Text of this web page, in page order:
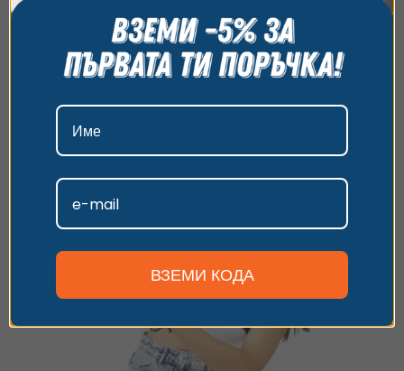
Открий магията на Родопите от най-вълнуващата люлка -
12 м. височина
с. Стойките - до Смолян
от12.78 /25 лв.
всички бисквитки, да откажете всички или да
изберете предпочитания. За повече информация
относно начина, по който обработваме вашите
данни, моля, посетете нашата страница за
поверителност.
ВЗЕМИ КОДА